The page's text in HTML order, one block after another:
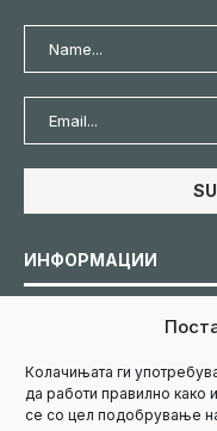
Колачињата ги
да работи правилно како
се со цел подобрување
ИНФОРМАЦИИ
Политика за